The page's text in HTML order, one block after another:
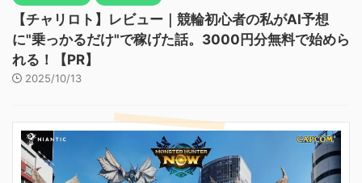
【チャリロト】レビュー｜競輪初心者の私がAI予想
に"乗っかるだけ"で稼げた話。3000円分無料で始めら
れる！【PR】
2025/10/13